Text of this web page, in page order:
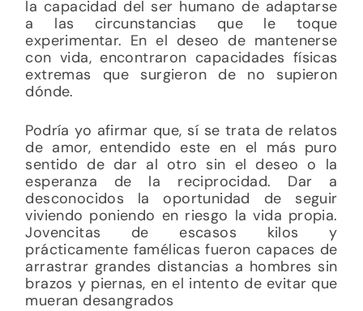
la capacidad del ser humano de adaptarse
a las circunstancias que le toque
experimentar. En el deseo de mantenerse
con vida, encontraron capacidades físicas
extremas que surgieron de no supieron
dónde.
Podría yo afirmar que, sí se trata de relatos
de amor, entendido este en el más puro
sentido de dar al otro sin el deseo o la
esperanza de la reciprocidad. Dar a
desconocidos la oportunidad de seguir
viviendo poniendo en riesgo la vida propia.
Jovencitas de escasos kilos y
prácticamente famélicas fueron capaces de
arrastrar grandes distancias a hombres sin
brazos y piernas, en el intento de evitar que
mueran desangrados